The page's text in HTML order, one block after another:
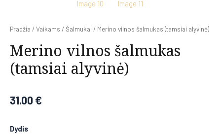
Pradžia /Vaikams /Šalmukai / Merino vilnos šalmukas (tamsiai alyvinė)
Merino vilnos šalmukas
(tamsiai alyvinė)
31.00€
Dydis